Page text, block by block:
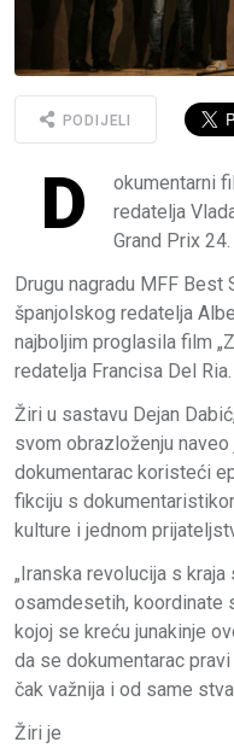
PODIJELI
D
okumentarni
redatelja
Grand Prix
Drugu nagradu MFF Best
španjolskog redatelja
najboljim proglasila film
redatelja Francisa Del Ria.
Žiri u sastavu Dejan
svom obrazloženju
dokumentarac koristeći
fikciju s
kulture i jednom
„Iranska revolucija s
osamdesetih, koordinate
kojoj se kreću junakinje
da se dokumentarac
čak važnija i od same
Žiri je